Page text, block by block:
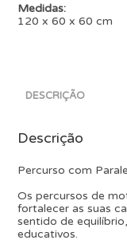
Medidas:
120 x 60 x 60 cm
DESCRIÇÃO
Descrição
Percurso com
Os percursos de
fortalecer as suas
sentido de
educativos.